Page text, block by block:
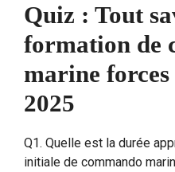
Quiz : Tout
formation de
marine forces
2025
Q1. Quelle est la durée
initiale de commando